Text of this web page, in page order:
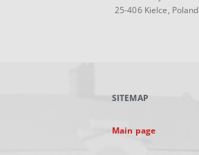
25-406 Kielce, Poland
SITEMAP
Main page